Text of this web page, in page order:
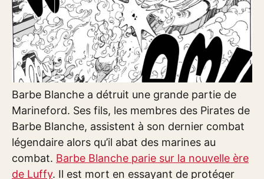
Barbe Blanche a détruit une grande partie de
Marineford. Ses fils, les membres des Pirates de
Barbe Blanche, assistent à son dernier combat
légendaire alors qu’il abat des marines au
combat. Barbe Blanche parie sur la nouvelle ère
de Luffy. Il est mort en essayant de protéger